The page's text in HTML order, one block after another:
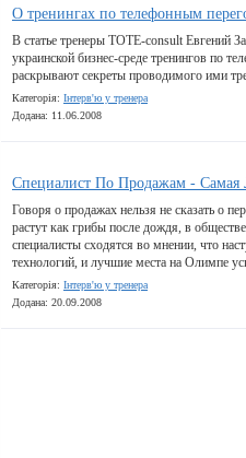
О тренингах по телефонным
В статье тренеры TOTE-consult Евгений
украинской бизнес-среде тренингов по
раскрывают секреты проводимого ими
Категорія: Інтерв'ю у тренера
Додана: 11.06.2008
Специалист По Продажам - Самая
Говоря о продажах нельзя не сказать о
растут как грибы после дождя, в
специалисты сходятся во мнении, что
технологий, и лучшие места на Олимпе
Категорія: Інтерв'ю у тренера
Додана: 20.09.2008